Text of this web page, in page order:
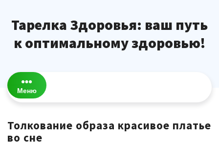
содержимому
Тарелка Здоровья: ваш путь
к оптимальному здоровью!
Меню
Толкование образа красивое платье
во сне